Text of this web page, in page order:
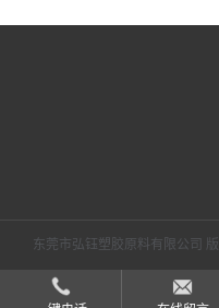
东莞市弘钰塑胶原料有限公司
持：
食品商务网